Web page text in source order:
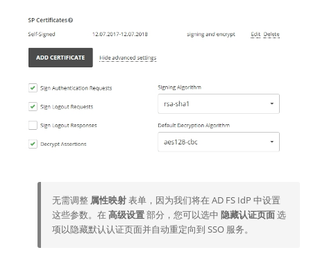
无需调整 属性映射表单，因为我们将在 AD FS IdP 中设置
这些参数。在 高级设置部分，您可以选中 隐藏认证页面选
项以隐藏默认认证页面并自动重定向到 SSO 服务。